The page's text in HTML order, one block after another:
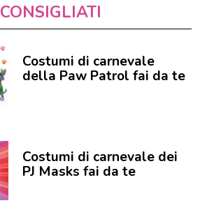
CONSIGLIATI
Costumi di carnevale
della Paw Patrol fai da te
Costumi di carnevale dei
PJ Masks fai da te